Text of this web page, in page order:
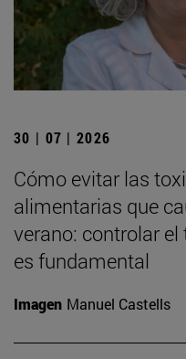
30 | 07 | 2026
Cómo evitar las
alimentarias que
verano: controlar
es fundamental
Imagen Manuel Castells